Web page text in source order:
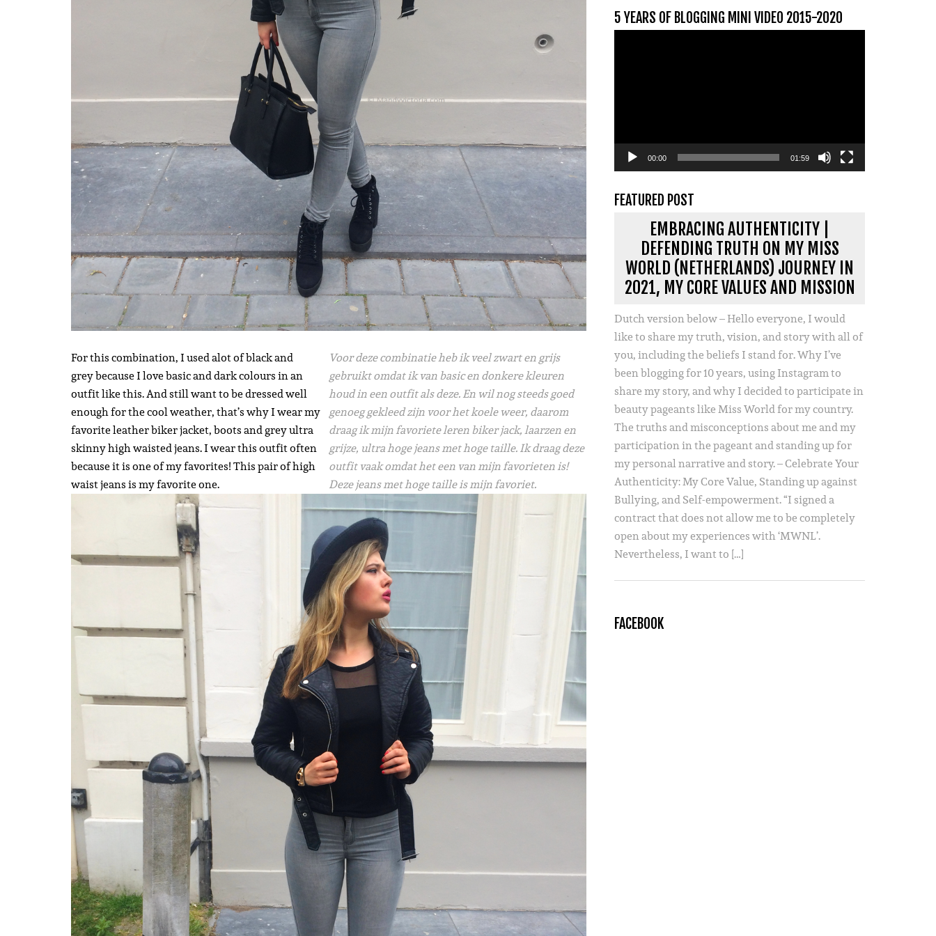
For this combination, I used alot of black and
grey because I love basic and dark colours in an
outfit like this. And still want to be dressed well
enough for the cool weather, that’s why I wear my
favorite leather biker jacket, boots and grey ultra
skinny high waisted jeans. I wear this outfit often
because it is one of my favorites! This pair of high
waist jeans is my favorite one.
Voor deze combinatie heb ik veel zwart en grijs
gebruikt omdat ik van basic en donkere kleuren
houd in een outfit als deze. En wil nog steeds goed
genoeg gekleed zijn voor het koele weer, daarom
draag ik mijn favoriete leren biker jack, laarzen en
grijze, ultra hoge jeans met hoge taille. Ik draag deze
outfit vaak omdat het een van mijn favorieten is!
Deze jeans met hoge taille is mijn favoriet.
5 YEARS OF BLOGGING MINI VIDEO 2015-2020
00:00 01:59
FEATURED POST
EMBRACING AUTHENTICITY |
DEFENDING TRUTH ON MY MISS
WORLD (NETHERLANDS) JOURNEY IN
2021, MY CORE VALUES AND MISSION
Dutch version below – Hello everyone, I would
like to share my truth, vision, and story with all of
you, including the beliefs I stand for. Why I’ve
been blogging for 10 years, using Instagram to
share my story, and why I decided to participate in
beauty pageants like Miss World for my country.
The truths and misconceptions about me and my
participation in the pageant and standing up for
my personal narrative and story. – Celebrate Your
Authenticity: My Core Value, Standing up against
Bullying, and Self-empowerment. “I signed a
contract that does not allow me to be completely
open about my experiences with ‘MWNL’.
Nevertheless, I want to […]
FACEBOOK